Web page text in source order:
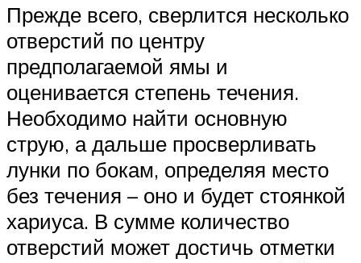
Прежде всего, сверлится несколько
отверстий по центру
предполагаемой ямы и
оценивается степень течения.
Необходимо найти основную
струю, а дальше просверливать
лунки по бокам, определяя место
без течения – оно и будет стоянкой
хариуса. В сумме количество
отверстий может достичь отметки